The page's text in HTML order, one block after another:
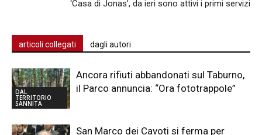
‘Casa di Jonas’, da ieri sono attivi i primi servizi
articoli collegati dagli autori
DAL
TERRITORIO
SANNITA
Ancora rifiuti abbandonati sul Taburno,
il Parco annuncia: “Ora fototrappole”
San Marco dei Cavoti si ferma per